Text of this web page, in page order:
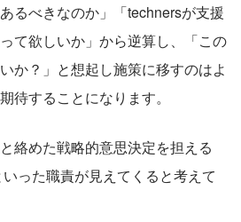
るべきなのか」「technersが支援
て欲しいか」から逆算し、「この
か？」と想起し施策に移すのはよ
待することになります。
絡めた戦略的意思決定を担える
った職責が見えてくると考えて